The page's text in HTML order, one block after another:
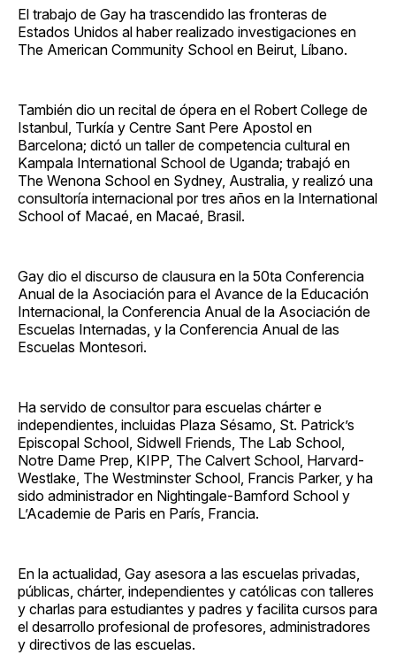
El trabajo de Gay ha trascendido las fronteras de
Estados Unidos al haber realizado investigaciones en
The American Community School en Beirut, Líbano.
También dio un recital de ópera en el Robert College de
Istanbul, Turkía y Centre Sant Pere Apostol en
Barcelona; dictó un taller de competencia cultural en
Kampala International School de Uganda; trabajó en
The Wenona School en Sydney, Australia, y realizó una
consultoría internacional por tres años en la International
School of Macaé, en Macaé, Brasil.
Gay dio el discurso de clausura en la 50ta Conferencia
Anual de la Asociación para el Avance de la Educación
Internacional, la Conferencia Anual de la Asociación de
Escuelas Internadas, y la Conferencia Anual de las
Escuelas Montesori.
Ha servido de consultor para escuelas chárter e
independientes, incluidas Plaza Sésamo, St. Patrick’s
Episcopal School, Sidwell Friends, The Lab School,
Notre Dame Prep, KIPP, The Calvert School, Harvard-
Westlake, The Westminster School, Francis Parker, y ha
sido administrador en Nightingale-Bamford School y
L’Academie de Paris en París, Francia.
En la actualidad, Gay asesora a las escuelas privadas,
públicas, chárter, independientes y católicas con talleres
y charlas para estudiantes y padres y facilita cursos para
el desarrollo profesional de profesores, administradores
y directivos de las escuelas.